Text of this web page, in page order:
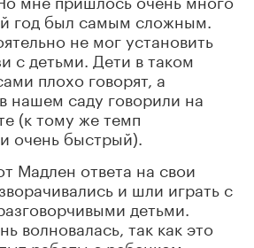
год был самым сложным.
не мог установить
с детьми. Дети в таком
плохо говорят, а
нашем саду говорили на
(к тому же темп
очень быстрый).
Мадлен ответа на свои
и шли играть с
детьми.
волновалась, так как это